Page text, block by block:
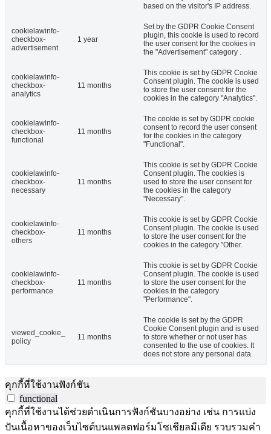
based on the visitor's IP address.
cookielawinfo-
checkbox-
advertisement
1 year
Set by the GDPR Cookie Consent
plugin, this cookie is used to record
the user consent for the cookies in
the "Advertisement" category .
cookielawinfo-
checkbox-
analytics
11 months
This cookie is set by GDPR Cookie
Consent plugin. The cookie is used
to store the user consent for the
cookies in the category "Analytics".
cookielawinfo-
checkbox-
functional
11 months
The cookie is set by GDPR cookie
consent to record the user consent
for the cookies in the category
"Functional".
cookielawinfo-
checkbox-
necessary
11 months
This cookie is set by GDPR Cookie
Consent plugin. The cookies is
used to store the user consent for
the cookies in the category
"Necessary".
cookielawinfo-
checkbox-
others
11 months
This cookie is set by GDPR Cookie
Consent plugin. The cookie is used
to store the user consent for the
cookies in the category "Other.
cookielawinfo-
checkbox-
performance
11 months
This cookie is set by GDPR Cookie
Consent plugin. The cookie is used
to store the user consent for the
cookies in the category
"Performance".
viewed_cookie_
policy
11 months
The cookie is set by the GDPR
Cookie Consent plugin and is used
to store whether or not user has
consented to the use of cookies. It
does not store any personal data.
คุกกี้ที่ใช้งานฟังก์ชัน
functional
คุกกี้ที่ใช้งานได้ช่วยดำเนินการฟังก์ชันบางอย่าง เช่น การแบ่ง
ปันเนื้อหาของเว็บไซต์บนแพลตฟอร์มโซเชียลมีเดีย รวบรวมคำ